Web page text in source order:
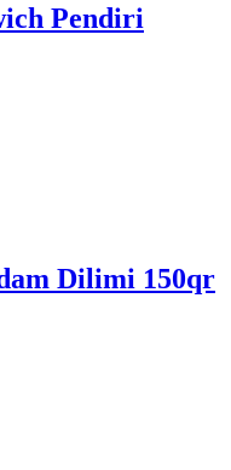
Pendiri
Dilimi 150qr